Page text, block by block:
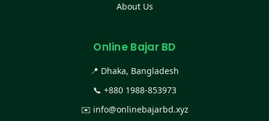
About Us
Online Bajar BD
📍 Dhaka, Bangladesh
📞 +880 1988-853973
✉️ info@onlinebajarbd.xyz